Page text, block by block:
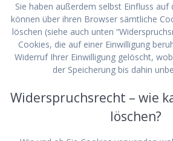
Sie haben außerdem selbst Einfluss auf
können über ihren Browser sämtliche
löschen (siehe auch unten
Cookies, die auf einer Einwilligung
Widerruf Ihrer Einwilligung gelöscht,
der Speicherung bis dahin
Widerspruchsrecht – wie
löschen?